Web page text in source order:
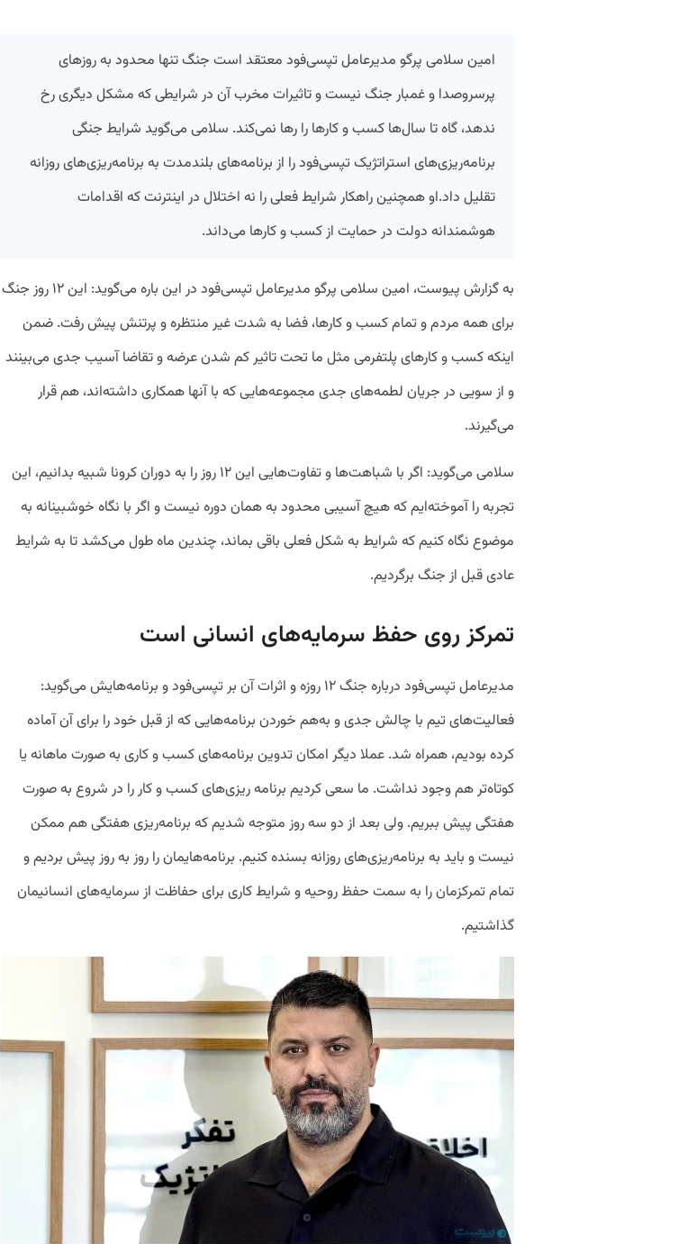
امین سلامی پرگو مدیرعامل تپسی‌فود معتقد است جنگ تنها محدود به روزهای
پرسروصدا و غمبار جنگ نیست و تاثیرات مخرب آن در شرایطی که مشکل دیگری رخ
ندهد، گاه تا سال‌ها کسب و کارها را رها نمی‌کند. سلامی می‌گوید شرایط جنگی
برنامه‌ریزی‌های استراتژیک تپسی‌فود را از برنامه‌های بلندمدت به برنامه‌ریزی‌های روزانه
تقلیل داد.‌او همچنین راهکار شرایط فعلی را نه اختلال در اینترنت که اقدامات
هوشمندانه دولت در حمایت از کسب و کارها می‌داند.
به گزارش پیوست، امین سلامی پرگو مدیرعامل تپسی‌فود در این باره می‌گوید: این ۱۲ روز جنگ
برای همه مردم و تمام کسب و کارها، فضا به شدت غیر منتظره و پرتنش پیش رفت. ضمن
اینکه کسب و کارهای پلتفرمی مثل ما تحت تاثیر کم شدن عرضه و تقاضا آسیب جدی می‌بینند
و از سویی در جریان لطمه‌های جدی مجموعه‌هایی که با آنها همکاری داشته‌اند، هم قرار
می‌گیرند.
سلامی می‌گوید: اگر با شباهت‌ها و تفاوت‌هایی این ۱۲ روز را به دوران کرونا شبیه بدانیم، این
تجربه را آموخته‌ایم که هیچ آسیبی محدود به همان دوره نیست و اگر با نگاه خوشبینانه به
موضوع نگاه کنیم که شرایط به شکل فعلی باقی بماند، چندین ماه طول می‌کشد تا به شرایط
عادی قبل از جنگ برگردیم.
تمرکز روی حفظ سرمایه‌های انسانی است
مدیرعامل تپسی‌فود درباره جنگ ۱۲ روزه و اثرات آن بر تپسی‌فود و برنامه‌هایش می‌گوید:
فعالیت‌های تیم با چالش جدی و به‌هم خوردن برنامه‌هایی که از قبل خود را برای آن آماده
کرده بودیم، همراه شد. عملا دیگر امکان تدوین برنامه‌های کسب و کاری به صورت ماهانه یا
کوتاه‌تر هم وجود نداشت. ما سعی کردیم برنامه ریزی‌های کسب و کار را در شروع به صورت
هفتگی پیش ببریم. ولی بعد از دو سه روز متوجه شدیم که برنامه‌ریزی هفتگی هم ممکن
نیست و باید به برنامه‌ریزی‌های روزانه بسنده کنیم. برنامه‌هایمان را روز به روز پیش بردیم و
تمام تمرکزمان را به سمت حفظ روحیه و شرایط کاری برای حفاظت از سرمایه‌های انسانیمان
گذاشتیم.